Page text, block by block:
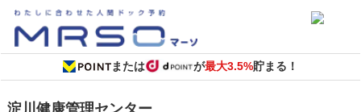
または が最大3.5%貯まる！